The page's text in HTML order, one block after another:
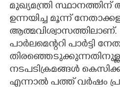
മുഖ്യമന്ത്രി
ഉന്നയിച്ച മൂന്ന്
പാര്‍ലമെന്ററി പാര്‍ട്ടി
തിരഞ്ഞെടുക്കുന്നതിനുള്ള
നടപടിക്രമങ്ങള്‍
എന്നാല്‍ പത്ത് വര്‍ഷം